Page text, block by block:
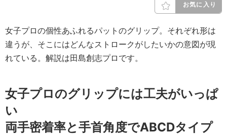
お気に入り
女子プロの個性あふれるパットのグリップ。それぞれ形は
違うが、そこにはどんなストロークがしたいかの意図が現
れている。解説は田島創志プロです。
女子プロのグリップには工夫がいっぱ
い
両手密着率と手首角度でABCDタイプ